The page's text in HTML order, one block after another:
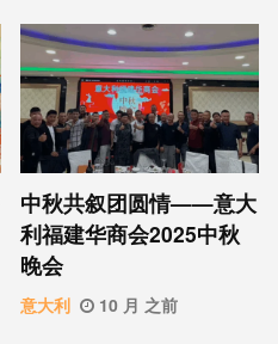
中秋共叙团圆情——意大
利福建华商会2025中秋
晚会
意大利 10 月 之前